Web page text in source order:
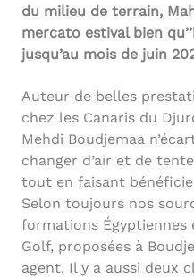
du milieu de terrain,
mercato estival bien
jusqu’au mois de juin
Auteur de belles
chez les Canaris du
Mehdi Boudjemaa
changer d’air et de
tout en faisant
Selon toujours nos
formations Égyptiennes
Golf, proposées à
agent. Il y a aussi deux